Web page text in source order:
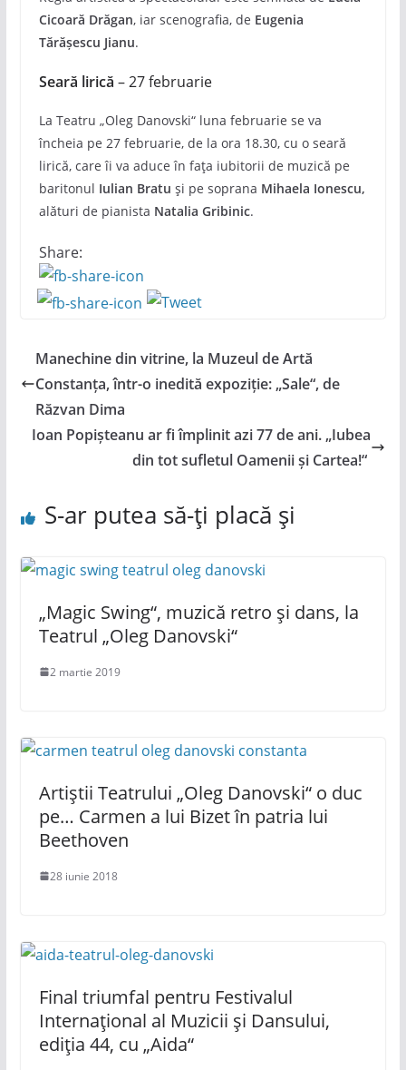
Cicoară Drăgan, iar scenografia, de Eugenia
Tărăşescu Jianu.
Seară lirică – 27 februarie
La Teatru „Oleg Danovski“ luna februarie se va
încheia pe 27 februarie, de la ora 18.30, cu o seară
lirică, care îi va aduce în fața iubitorii de muzică pe
baritonul Iulian Bratu și pe soprana Mihaela Ionescu,
alături de pianista Natalia Gribinic.
Share:
Manechine din vitrine, la Muzeul de Artă
Constanța, într-o inedită expoziție: „Sale“, de
Răzvan Dima
Ioan Popișteanu ar fi împlinit azi 77 de ani. „Iubea
din tot sufletul Oamenii și Cartea!“
S-ar putea să-ți placă și
„Magic Swing“, muzică retro și dans, la
Teatrul „Oleg Danovski“
2 martie 2019
Artiștii Teatrului „Oleg Danovski“ o duc
pe… Carmen a lui Bizet în patria lui
Beethoven
28 iunie 2018
Final triumfal pentru Festivalul
Internațional al Muzicii și Dansului,
ediția 44, cu „Aida“